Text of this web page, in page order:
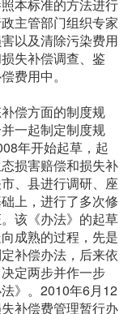
本标准的方法进行
主管部门组织专家
以及清除污染费用
失补偿调查、鉴
费用中。
偿方面的制度规
一起制定制度规
年开始起草，起
损害赔偿和损失补
、县进行调研、座
上，进行了多次修
该《办法》的起草
成熟的过程，先是
补偿办法，后来依
定两步并作一步
》。2010年6月12
补偿费管理暂行办